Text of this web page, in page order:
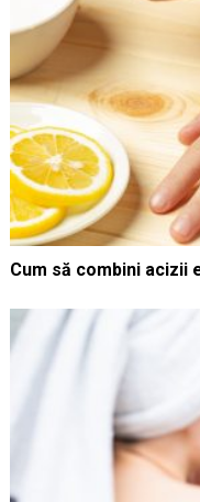
Cum să combini acizii